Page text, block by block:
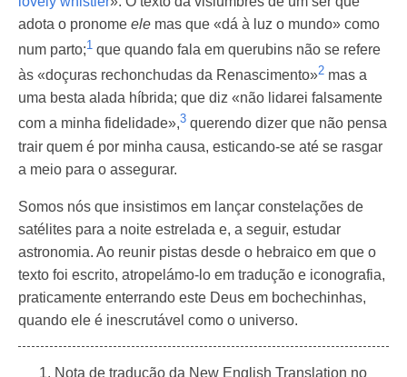
adota o pronome ele mas que «dá à luz o mundo» como
num parto;1 que quando fala em querubins não se refere
às «doçuras rechonchudas da Renascimento»2 mas a
uma besta alada híbrida; que diz «não lidarei falsamente
com a minha fidelidade»,3 querendo dizer que não pensa
trair quem é por minha causa, esticando-se até se rasgar
a meio para o assegurar.
Somos nós que insistimos em lançar constelações de
satélites para a noite estrelada e, a seguir, estudar
astronomia. Ao reunir pistas desde o hebraico em que o
texto foi escrito, atropelámo-lo em tradução e iconografia,
praticamente enterrando este Deus em bochechinhas,
quando ele é inescrutável como o universo.
Nota de tradução da New English Translation no